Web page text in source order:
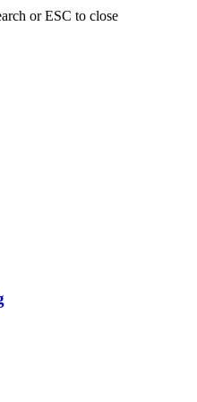
or ESC to close